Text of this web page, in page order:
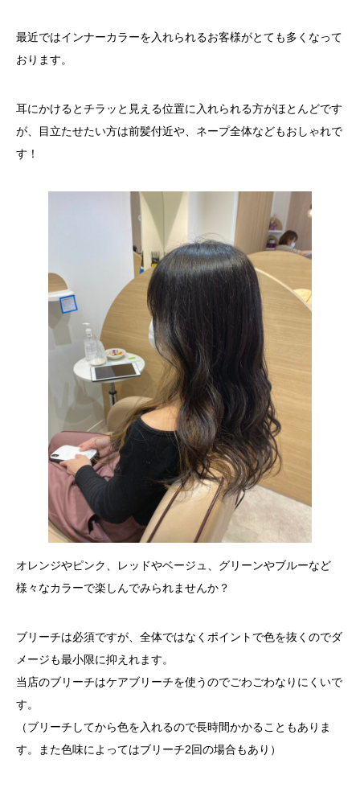
最近ではインナーカラーを入れられるお客様がとても多くなって
おります。
耳にかけるとチラッと見える位置に入れられる方がほとんどです
が、目立たせたい方は前髪付近や、ネープ全体などもおしゃれで
す！
オレンジやピンク、レッドやベージュ、グリーンやブルーなど
様々なカラーで楽しんでみられませんか？
ブリーチは必須ですが、全体ではなくポイントで色を抜くのでダ
メージも最小限に抑えれます。
当店のブリーチはケアブリーチを使うのでごわごわなりにくいで
す。
（ブリーチしてから色を入れるので長時間かかることもありま
す。また色味によってはブリーチ2回の場合もあり）